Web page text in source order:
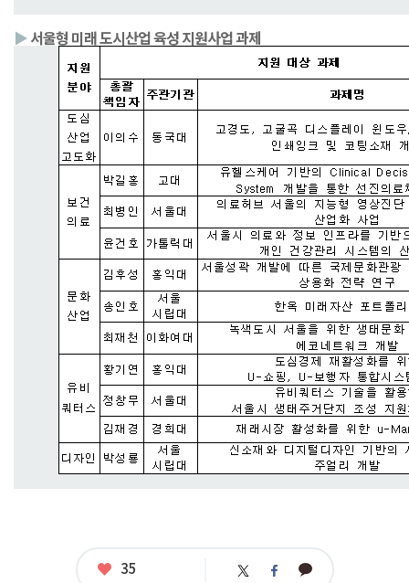
▶서울형 미래 도시산업 육성 지원사업 과제
좋
35 트 페 카